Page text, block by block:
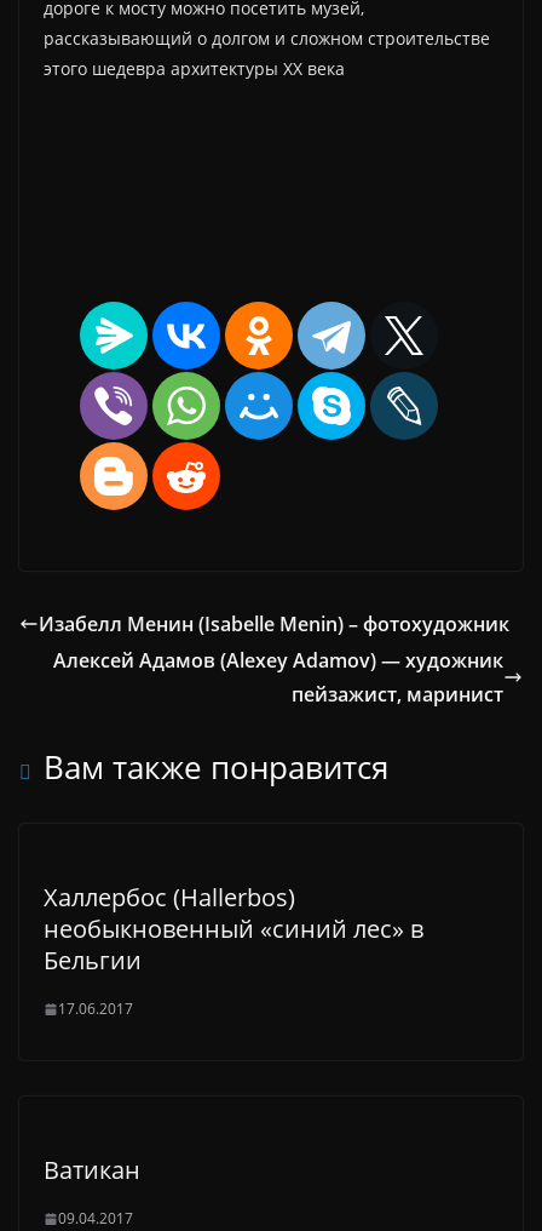
дороге к мосту можно посетить музей,
рассказывающий о долгом и сложном строительстве
этого шедевра архитектуры ХХ века
Изабелл Менин (Isabelle Menin) – фотохудожник
Алексей Адамов (Alexey Adamov) — художник
пейзажист, маринист
Вам также понравится
Халлербос (Hallerbos)
необыкновенный «синий лес» в
Бельгии
17.06.2017
Ватикан
09.04.2017